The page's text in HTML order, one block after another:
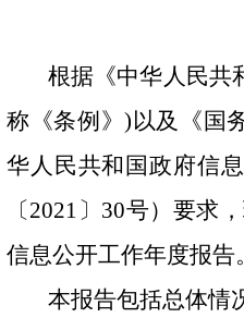
根据《中华人民共
称《条例》) 以及《国
华人民共和国政府信
〔2021 〕 30号）要求
信息公开工作年度报告。
本报告包括总体情